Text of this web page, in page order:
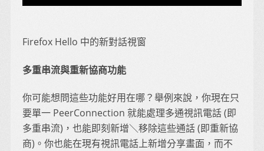
Firefox Hello 中的新對話視窗
多重串流與重新協商功能
你可能想問這些功能好用在哪？舉例來說，你現在只
要單一 PeerConnection 就能處理多通視訊電話 (即
多重串流)，也能即刻新增＼移除這些通話 (即重新協
商)。你也能在現有視訊電話上新增分享畫面，而不